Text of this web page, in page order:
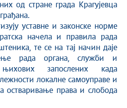
од стране града Крагујевца
уставне и законске норме
начела и правила рада
те се на тај начин даје
рада органа, служби и
запослених када
локалне самоуправе и
остваривање права и слобода